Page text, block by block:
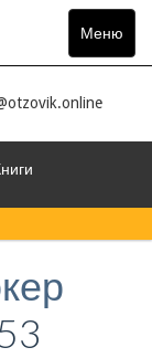
Меню
Toggle